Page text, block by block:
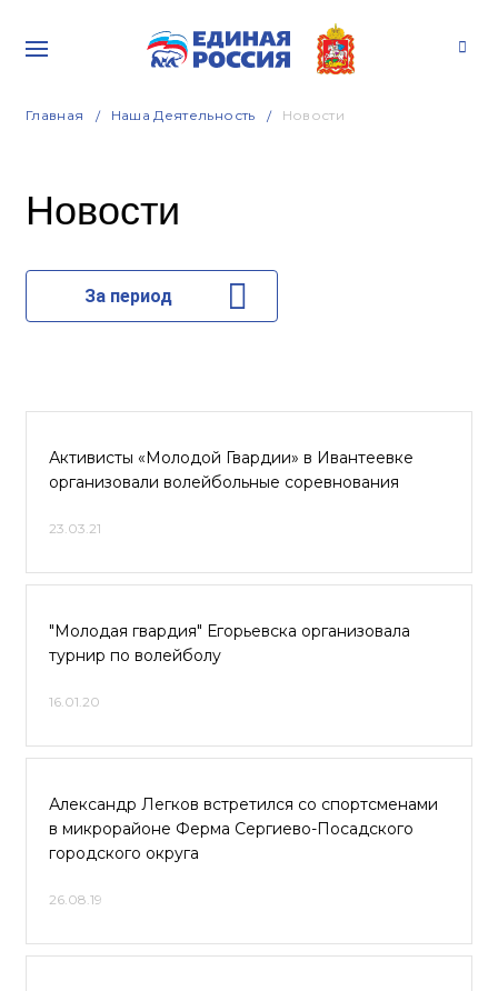
Главная Наша Деятельность Новости
Новости
За период
Активисты «Молодой Гвардии» в Ивантеевке
организовали волейбольные соревнования
23.03.21
"Молодая гвардия" Егорьевска организовала
турнир по волейболу
16.01.20
Александр Легков встретился со спортсменами
в микрорайоне Ферма Сергиево-Посадского
городского округа
26.08.19